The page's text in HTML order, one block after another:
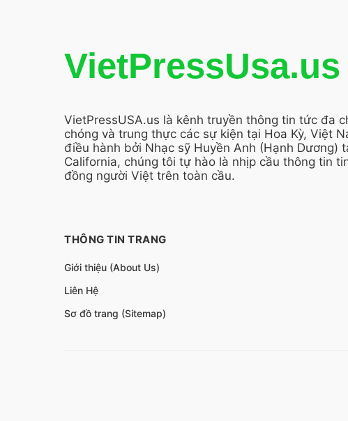
VietPressUsa.us
VietPressUSA.us là kênh truyền thông tin tức đa
chóng và trung thực các sự kiện tại Hoa Kỳ, Việt
điều hành bởi Nhạc sỹ Huyền Anh (Hạnh Dương)
California, chúng tôi tự hào là nhịp cầu thông tin
đồng người Việt trên toàn cầu.
THÔNG TIN TRANG
Giới thiệu (About Us)
Liên Hệ
Sơ đồ trang (Sitemap)